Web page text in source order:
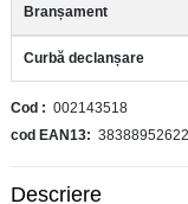
Branșament
Curbă declanșare
Cod
002143518
cod EAN13
Descriere